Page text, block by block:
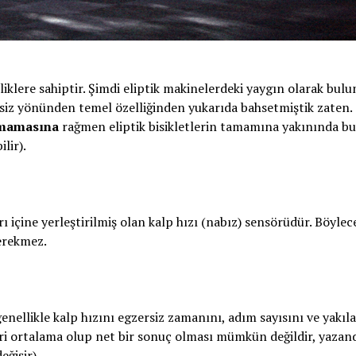
sahiptir. Şimdi eliptik makinelerdeki yaygın olarak
yönünden temel özelliğinden yukarıda bahsetmiştik zaten.
rağmen eliptik bisikletlerin tamamına yakınında
yerleştirilmiş olan kalp hızı (nabız) sensörüdür.
kalp hızını egzersiz zamanını, adım sayısını ve
ortalama olup net bir sonuç olması mümkün değildir,